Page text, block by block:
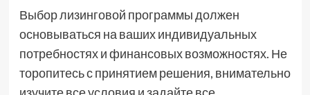
Выбор лизинговой программы должен
основываться на ваших индивидуальных
потребностях и финансовых возможностях. Не
торопитесь с принятием решения, внимательно